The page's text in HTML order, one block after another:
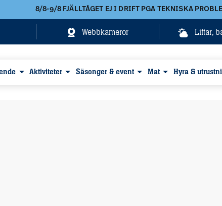
8/8-9/8 FJÄLLTÅGET EJ I DRIFT PGA TEKNISKA
Webbkameror Liftar,
Aktiviteter Säsonger & event Mat Hyra &